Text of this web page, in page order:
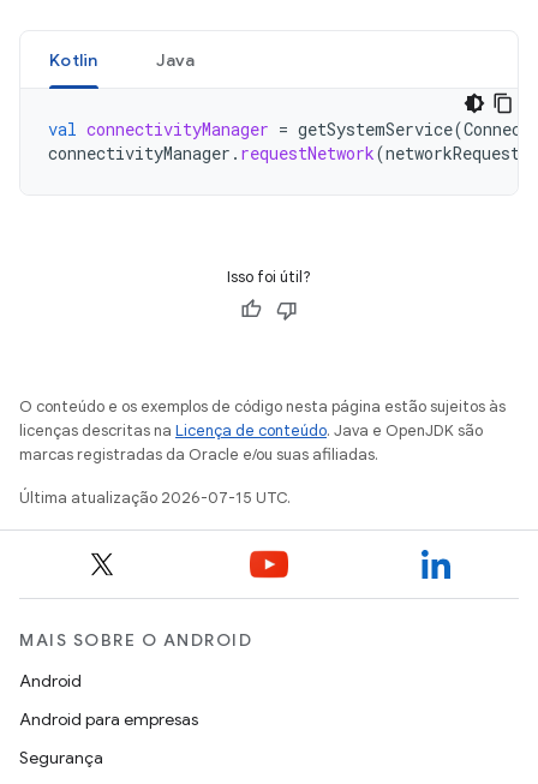
Kotlin Java
val connectivityManager = getSystemService(
connectivityManager . requestNetwork(networkRequest
Isso foi útil?
O conteúdo e os exemplos de código nesta página estão sujeitos às
licenças descritas na Licença de conteúdo. Java e OpenJDK são
marcas registradas da Oracle e/ou suas afiliadas.
Última atualização 2026-07-15 UTC.
MAIS SOBRE O ANDROID
Android
Android para empresas
Segurança